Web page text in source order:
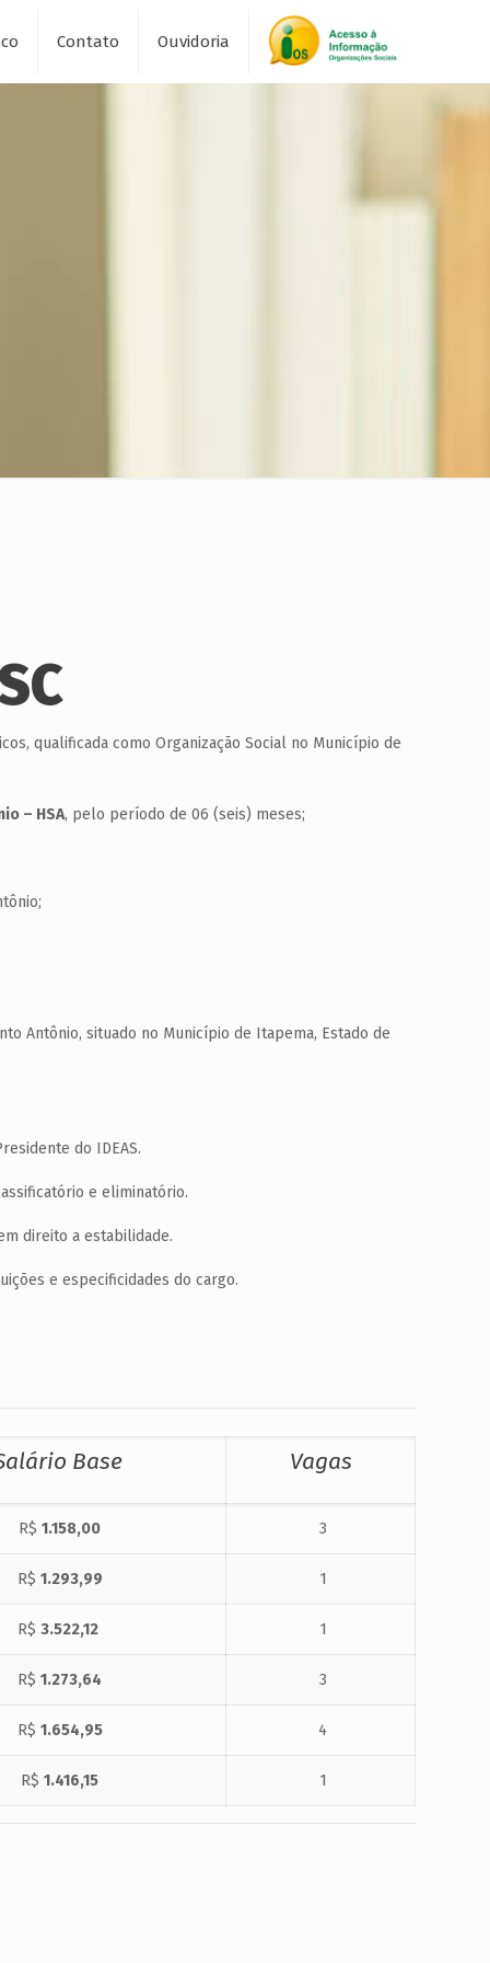
Contato Ouvidoria
qualificada como Organização Social no Município de
– HSA, pelo período de 06 (seis) meses;
Antônio, situado no Município de Itapema, Estado de
do IDEAS.
e eliminatório.
direito a estabilidade.
e especificidades do cargo.
Base Vagas
R$1.158,00 3
R$ 1.293,99 1
R$ 3.522,12 1
R$1.273,64 3
R$ 1.654,95 4
R$1.416,15 1